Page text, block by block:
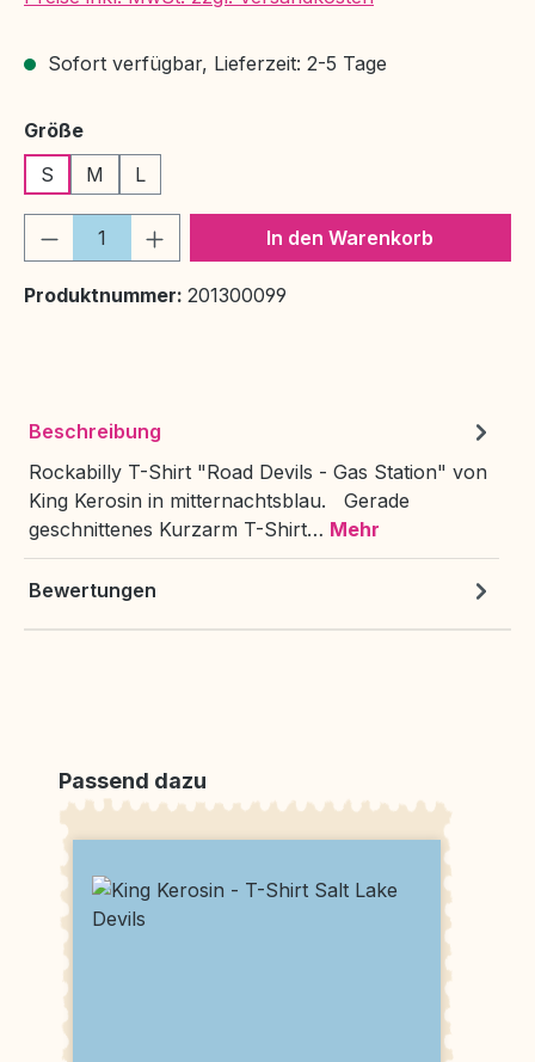
Sofort verfügbar, Lieferzeit: 2-5 Tage
Größeauswählen
S
M L
Produkt Anzahl: Gib denIn den Warenkorb
Produktnummer: 201300099
Beschreibung
Rockabilly T-Shirt "Road Devils - Gas Station" von
King Kerosin in mitternachtsblau. Gerade
geschnittenes Kurzarm T-Shirt… Mehr
Bewertungen
Produktgalerie überspringen
Passend dazu